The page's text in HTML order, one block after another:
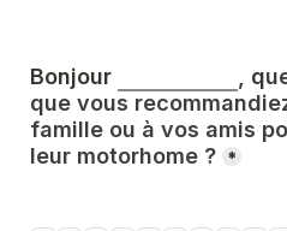
Bonjour , q
que vous
famille ou à vos amis
leur motorhome ? *